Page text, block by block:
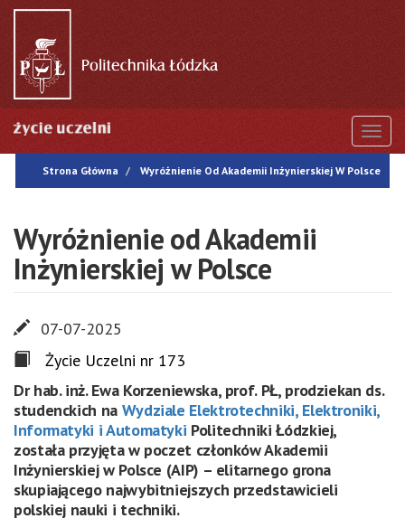
Przejdź
treści
Strona Główna Wyróżnienie Od Akademii Inżynierskiej W Polsce
Wyróżnienie od Akademii
Inżynierskiej w Polsce
07-07-2025
Życie Uczelni nr 173
Dr hab. inż. Ewa Korzeniewska, prof. PŁ, prodziekan ds.
studenckich na Wydziale Elektrotechniki, Elektroniki,
Informatyki i Automatyki Politechniki Łódzkiej,
została przyjęta w poczet członków Akademii
Inżynierskiej w Polsce (AIP) – elitarnego grona
skupiającego najwybitniejszych przedstawicieli
polskiej nauki i techniki.